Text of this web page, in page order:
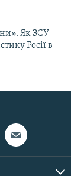
Як ЗСУ
Росії в